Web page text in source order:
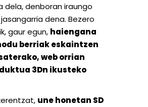
dela, denboran iraungo
dena. Bezero
gaur egun, haiengana
berriak eskaintzen
web orrian
3Dn ikusteko
une honetan SD